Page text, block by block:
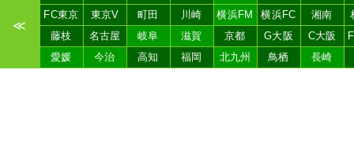
≪
FC東京
東京V 町田 川崎 横浜FM 横浜FC 湘南
藤枝
名古屋 岐阜 滋賀 京都 G大阪 C大阪
愛媛
今治 高知 福岡 北九州 鳥栖 長崎